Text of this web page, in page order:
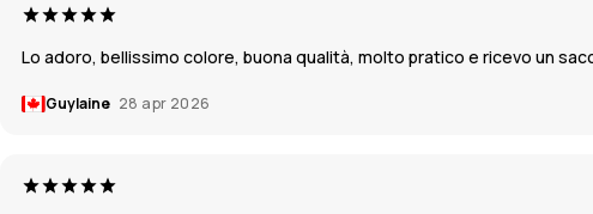
Lo adoro, bellissimo colore, buona qualità, molto pratico e ricevo un
Guylaine 28 apr 2026